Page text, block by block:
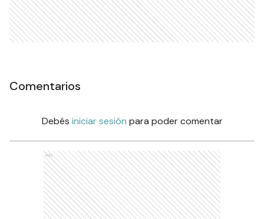
Comentarios
Debés iniciar sesión para poder comentar
Ads